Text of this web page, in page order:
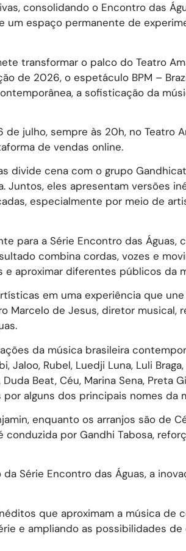
consolidando o Encontro das
espaço permanente de
transformar o palco do Teatro
de 2026, o espetáculo BPM –
a sofisticação da
julho, sempre às 20h, no Teatro
de vendas online.
divide cena com o grupo
Juntos, eles apresentam versões
especialmente por meio de
para a Série Encontro das Águas,
combina cordas, vozes e
aproximar diferentes públicos da
em uma experiência que
Marcelo de Jesus, diretor
da música brasileira
Rubel, Luedji Luna, Luli
Beat, Céu, Marina Sena, Preta
alguns dos principais nomes da
enquanto os arranjos são de
conduzida por Gandhi Tabosa,
Série Encontro das Águas, a
que aproximam a música de
e ampliando as possibilidades